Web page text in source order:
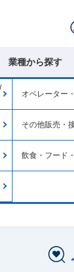
業種から探す
オペレーター
その他販売・
飲食・フード